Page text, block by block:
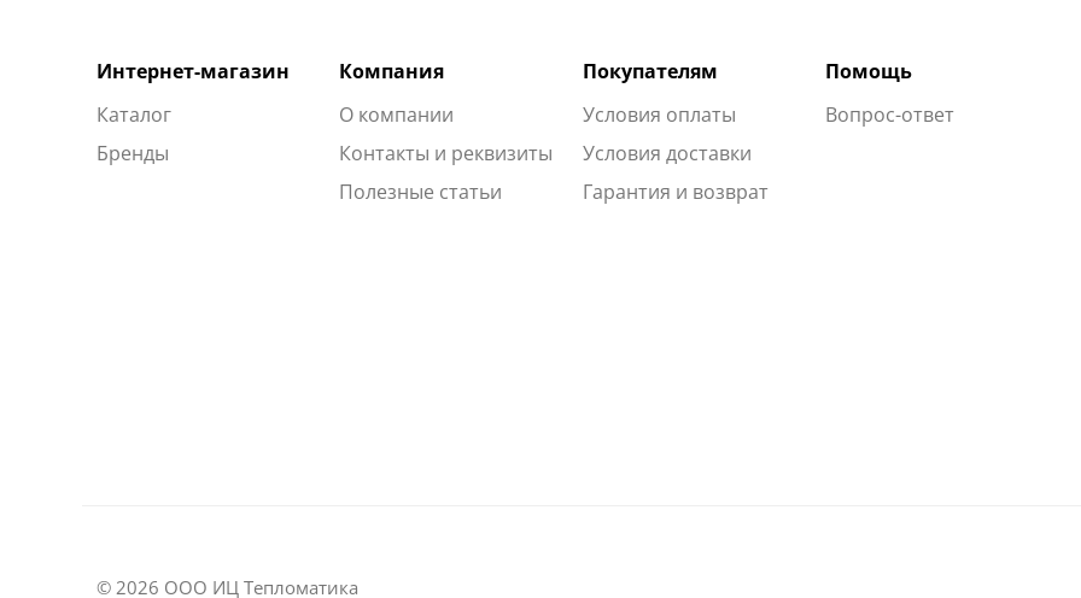
Интернет-магазин
Каталог
Бренды
Компания
О компании
Контакты и реквизиты
Полезные статьи
Покупателям
Условия оплаты
Условия доставки
Гарантия и возврат
Помощь
Вопрос-ответ
© 2026 ООО ИЦ Тепломатика